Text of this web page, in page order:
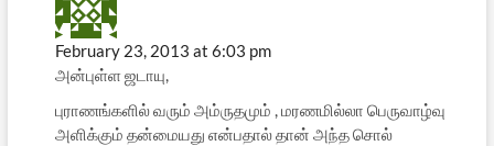
February 23, 2013 at 6:03 pm
அன்புள்ள ஜடாயு,
புராணங்களில் வரும் அம்ருதமும் , மரணமில்லா பெருவாழ்வு
அளிக்கும் தன்மையது என்பதால் தான் அந்த சொல்